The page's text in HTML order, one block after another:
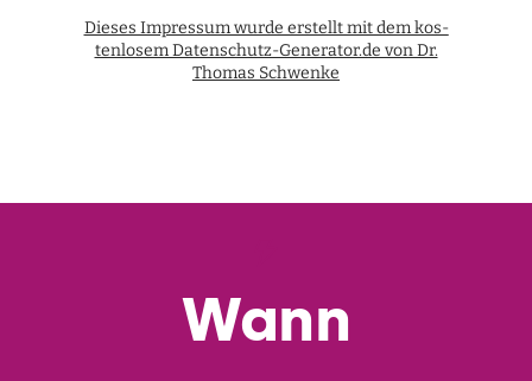
Die­ses Impres­sum wurde erstellt mit dem kos­
ten­lo­sem Datenschutz-Generator.de von Dr.
Tho­mas Schwenke
Wann